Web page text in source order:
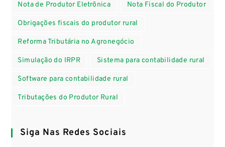
Nota de Produtor Eletrônica Nota Fiscal do Produtor
Obrigações fiscais do produtor rural
Reforma Tributária no Agronegócio
Simulação do IRPR Sistema para contabilidade rural
Software para contabilidade rural
Tributações do Produtor Rural
Siga Nas Redes Sociais